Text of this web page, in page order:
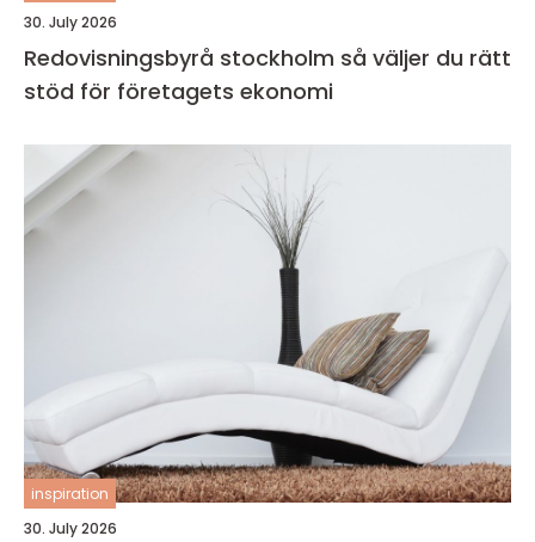
30. July 2026
Redovisningsbyrå stockholm så väljer du rätt
stöd för företagets ekonomi
inspiration
30. July 2026